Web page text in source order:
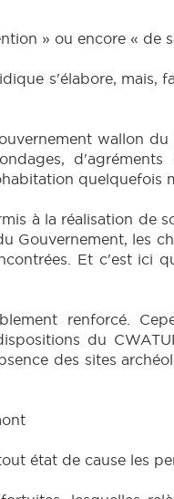
» ou encore « de
s'élabore, mais,
wallon
quelquefois
à la réalisation de
Gouvernement, les
Et c'est ici
renforcé.
du
des sites
état de cause les